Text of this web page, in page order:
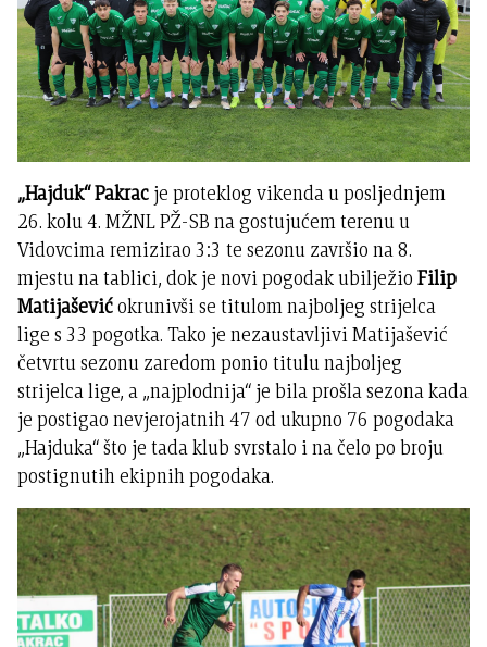
„Hajduk“ Pakrac je proteklog vikenda u posljednjem
26. kolu 4. MŽNL PŽ-SB na gostujućem terenu u
Vidovcima remizirao 3:3 te sezonu završio na 8.
mjestu na tablici, dok je novi pogodak ubilježioFilip
Matijaševićokrunivši se titulom najboljeg strijelca
lige s 33 pogotka. Tako je nezaustavljivi Matijašević
četvrtu sezonu zaredom ponio titulu najboljeg
strijelca lige, a „najplodnija“ je bila prošla sezona kada
je postigao nevjerojatnih 47 od ukupno 76 pogodaka
„Hajduka“ što je tada klub svrstalo i na čelo po broju
postignutih ekipnih pogodaka.